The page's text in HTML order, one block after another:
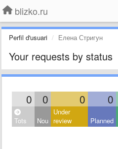
blizko.ru
Perfil d'usuari Елена Стригун
Your requests by status
0 0 0 0
Tots Nou
Under
review
Planned